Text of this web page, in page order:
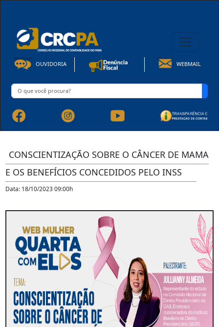
OUVIDORIA WEBMAIL
CONSCIENTIZAÇÃO SOBRE O CÂNCER DE MAMA
E OS BENEFÍCIOS CONCEDIDOS PELO INSS
Data: 18/10/2023 09:00h